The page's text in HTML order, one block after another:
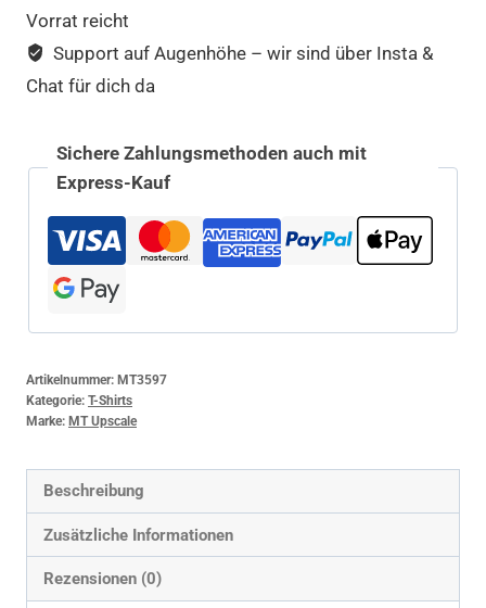
Vorrat reicht
Support auf Augenhöhe – wir sind über Insta &
Chat für dich da
Sichere Zahlungsmethoden auch mit
Express-Kauf
Artikelnummer: MT3597
Kategorie: T-Shirts
Marke: MT Upscale
Beschreibung
Zusätzliche Informationen
Rezensionen (0)